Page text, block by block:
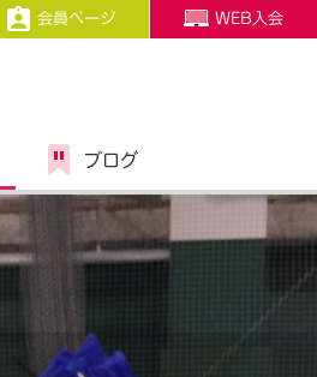
会員ページ WEB入会
ブログ